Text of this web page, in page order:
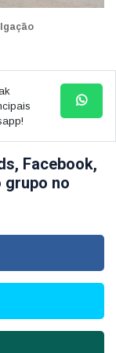
Facebook,
grupo no